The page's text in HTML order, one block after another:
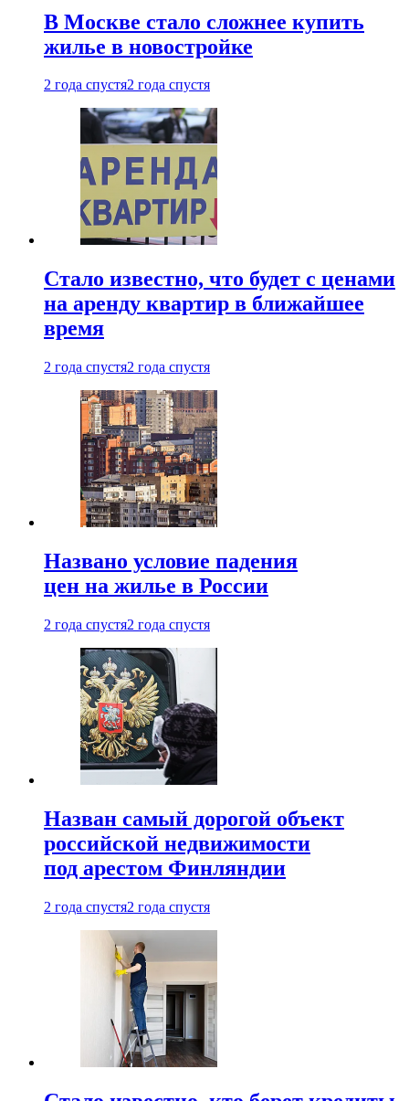
В Москве стало сложнее купить
жилье в новостройке
2 года спустя2 года спустя
Стало известно, что будет с ценами
на аренду квартир в ближайшее
время
2 года спустя2 года спустя
Названо условие падения
цен на жилье в России
2 года спустя2 года спустя
Назван самый дорогой объект
российской недвижимости
под арестом Финляндии
2 года спустя2 года спустя